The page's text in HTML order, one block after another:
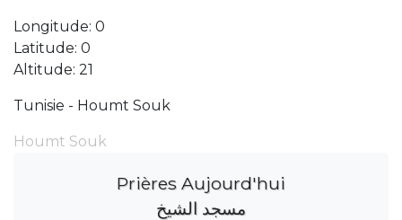
Longitude: 0
Latitude: 0
Altitude: 21
Tunisie - Houmt Souk
Houmt Souk
Prières Aujourd'hui
مسجد الشيخ